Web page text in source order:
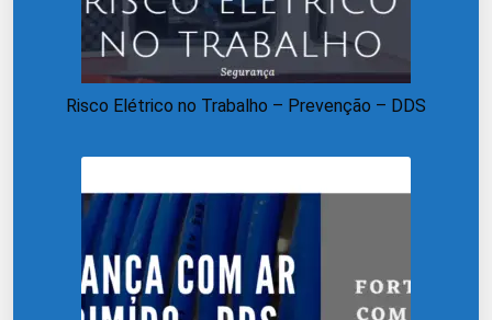
Risco Elétrico no Trabalho – Prevenção – DDS